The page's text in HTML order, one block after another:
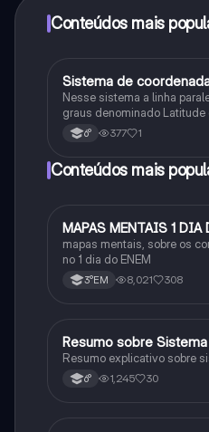
Conteúdos mais
Geografia
Sistema de
Nesse sistema a linha
graus denominado Latitude
outro valor em grau
6° 377 1
Conteúdos mais
Português
MAPAS MENTAIS 1 DIA
mapas mentais, sobre os
no 1 dia do ENEM
3°EM 8,021 308
Geografia
Resumo sobre
Resumo explicativo sobre
6° 1,245 30